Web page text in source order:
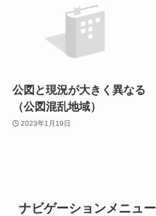
公図と現況が大きく異なる
（公図混乱地域）
2023年1月19日
ナビゲーションメニュー